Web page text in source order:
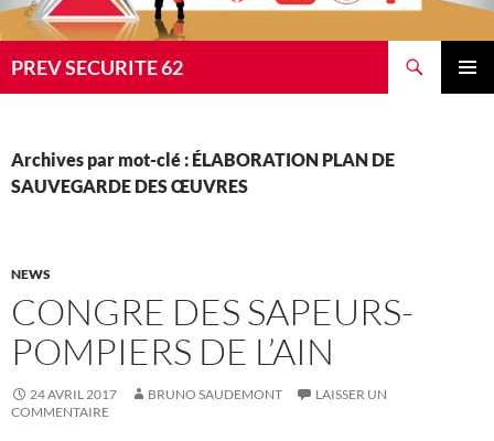
PREV SECURITE 62
Archives par mot-clé : ÉLABORATION PLAN DE
SAUVEGARDE DES ŒUVRES
NEWS
CONGRE DES SAPEURS-
POMPIERS DE L’AIN
24 AVRIL 2017 BRUNO SAUDEMONT
LAISSER UN
COMMENTAIRE